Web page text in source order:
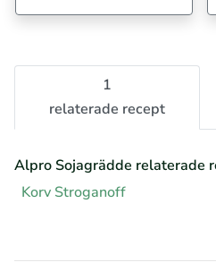
1
relaterade recept
Alpro Sojagrädde relaterade
Korv Stroganoff